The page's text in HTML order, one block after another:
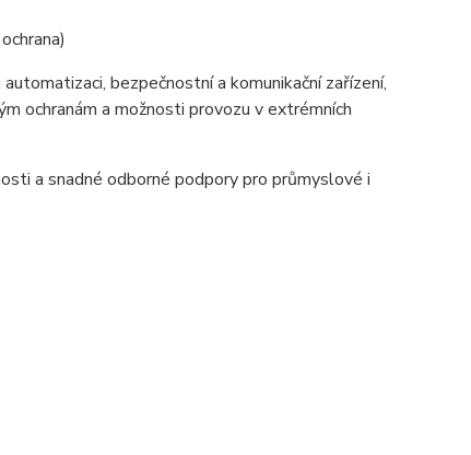
bezpečnostní a komunikační zařízení,
ochranám a možnosti provozu v extrémních
a snadné odborné podpory pro průmyslové i